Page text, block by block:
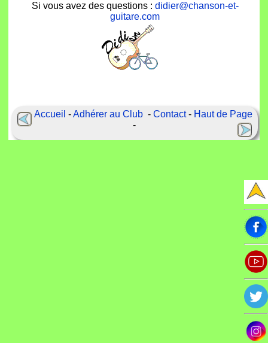
Si vous avez des questions : didier@chanson-et-
guitare.com
Accueil -Adhérer au Club- Contact- Haut de Page
-